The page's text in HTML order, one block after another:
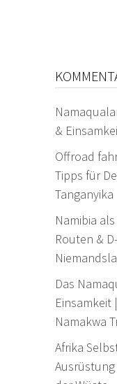
&
Offroad
Tipps für
Tanganyika
Namibia
Routen &
Das
Einsamkeit
Namakwa
Afrika